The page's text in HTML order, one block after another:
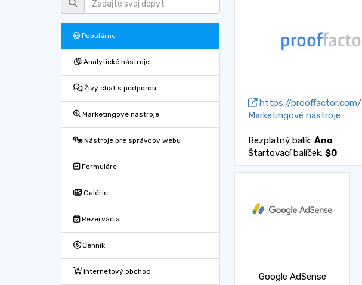
Populárne
Analytické nástroje
Živý chat s podporou
Marketingové nástroje
Nástroje pre správcov webu
Formuláre
Galérie
Rezervácia
Cenník
Internetový obchod
https://prooffactor.com/
Marketingové nástroje
Bezplatný balík: Áno
Štartovací balíček: $0
Google AdSense